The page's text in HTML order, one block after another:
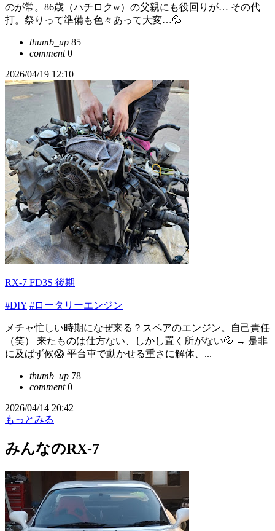
のが常。86歳（ハチロクw）の父親にも役回りが… その代
打。祭りって準備も色々あって大変…💦
thumb_up 85
comment0
2026/04/19 12:10
RX-7 FD3S 後期
#DIY #ロータリーエンジン
メチャ忙しい時期になぜ来る？スペアのエンジン。自己責任
（笑） 来たものは仕方ない、しかし置く所がない💦 → 是非
に及ばず候😱 平台車で動かせる重さに解体、...
thumb_up 78
comment0
2026/04/14 20:42
もっとみる
みんなのRX-7